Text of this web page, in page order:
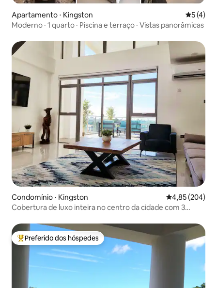
Apartamento ⋅ Kingston 5 de
5 (4)
Moderno · 1 quarto · Piscina e terraço · Vistas panorâmicas
Condomínio ⋅ Kingston 4,85 de uma
4,85 (204)
Cobertura de luxo inteira no centro da cidade com 3
Entre os melhores preferidos dos hóspedes
Preferido dos hóspedes